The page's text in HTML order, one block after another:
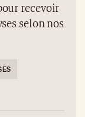
recevoir
selon nos